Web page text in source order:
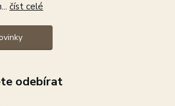
číst celé
odebírat